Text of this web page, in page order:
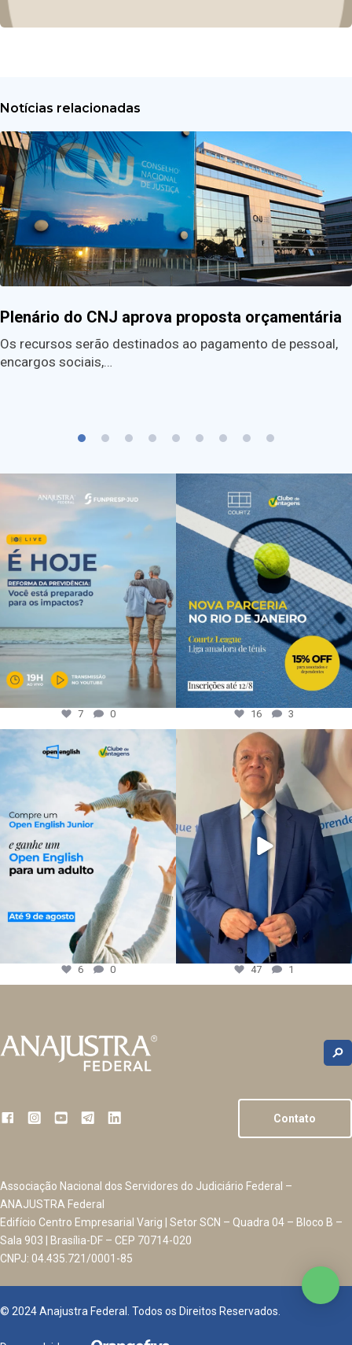
Notícias relacionadas
Plenário do CNJ aprova proposta orçamentária
Os recursos serão destinados ao pagamento de pessoal,
encargos sociais,…
7 0 16 3
6 0 47 1
Contato
Associação Nacional dos Servidores do Judiciário Federal –
ANAJUSTRA Federal
Edifício Centro Empresarial Varig | Setor SCN – Quadra 04 – Bloco B –
Sala 903 | Brasília-DF – CEP 70714-020
CNPJ: 04.435.721/0001-85
© 2024 Anajustra Federal. Todos os Direitos Reservados.